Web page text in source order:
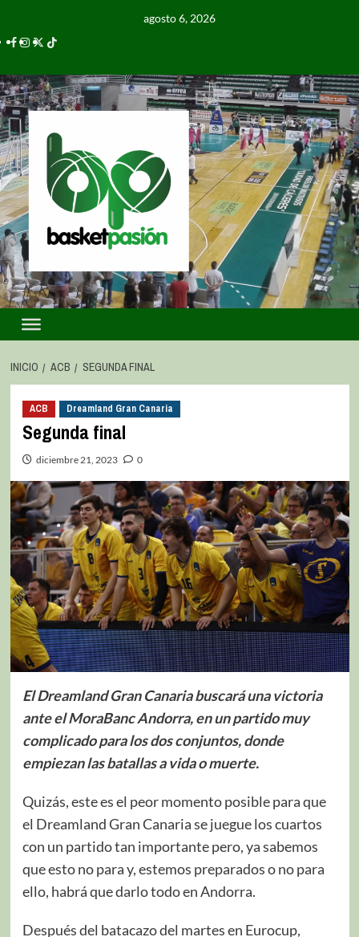
agosto 6, 2026
INICIO ACB SEGUNDA FINAL
ACB Dreamland Gran Canaria
Segunda final
diciembre 21, 2023 0
El Dreamland Gran Canaria buscará una victoria
ante el MoraBanc Andorra, en un partido muy
complicado para los dos conjuntos, donde
empiezan las batallas a vida o muerte.
Quizás, este es el peor momento posible para que
el Dreamland Gran Canaria se juegue los cuartos
con un partido tan importante pero, ya sabemos
que esto no para y, estemos preparados o no para
ello, habrá que darlo todo en Andorra.
Después del batacazo del martes en Eurocup,